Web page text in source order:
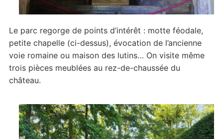
Le parc regorge de points d’intérêt : motte féodale,
petite chapelle (ci-dessus), évocation de l’ancienne
voie romaine ou maison des lutins… On visite même
trois pièces meublées au rez-de-chaussée du
château.